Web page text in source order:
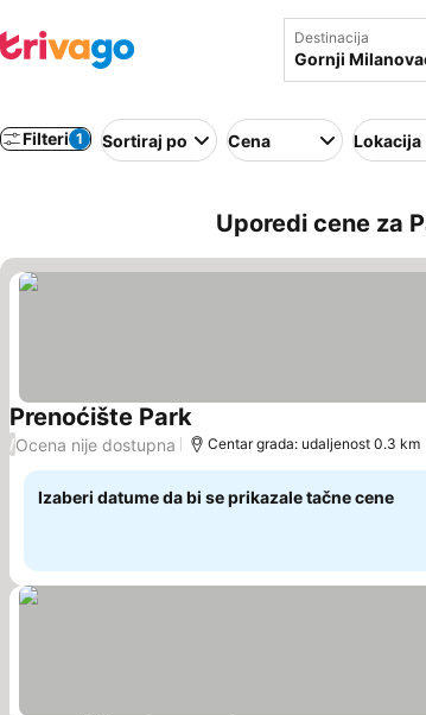
Destinacija
Filteri 1 Sortiraj po Cena Lokacija
Uporedi cene za
Prenoćište ParkPogledaj cene
/Ocena nije dostupna Centar grada: udaljenost 0.3 km
Izaberi datume da bi se prikazale tačne cene